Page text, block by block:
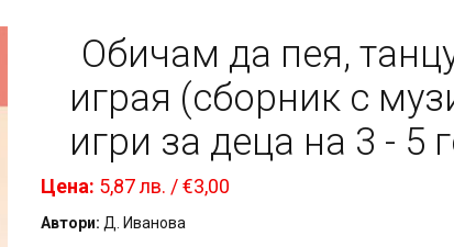
Обичам да пея,
играя (сборник с
игри за деца на 3 - 5
Цена: 5,87 лв. / €3,00
Автори: Д. Иванова